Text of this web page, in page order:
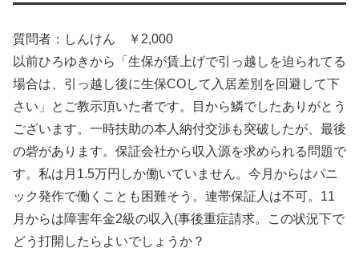
質問者：しんけん ￥2,000
以前ひろゆきから「生保が賃上げで引っ越しを迫られてる
場合は、引っ越し後に生保COして入居差別を回避して下
さい」とご教示頂いた者です。目から鱗でしたありがとう
ございます。一時扶助の本人納付交渉も突破したが、最後
の砦があります。保証会社から収入源を求められる問題で
す。私は月1.5万円しか働いていません。今月からはパニ
ック発作で働くことも困難そう。連帯保証人は不可。11
月からは障害年金2級の収入(事後重症請求。この状況下で
どう打開したらよいでしょうか？